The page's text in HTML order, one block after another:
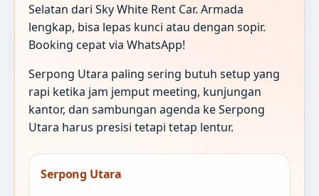
Selatan dari Sky White Rent Car. Armada
lengkap, bisa lepas kunci atau dengan sopir.
Booking cepat via WhatsApp!
Serpong Utara paling sering butuh setup yang
rapi ketika jam jemput meeting, kunjungan
kantor, dan sambungan agenda ke Serpong
Utara harus presisi tetapi tetap lentur.
Serpong Utara